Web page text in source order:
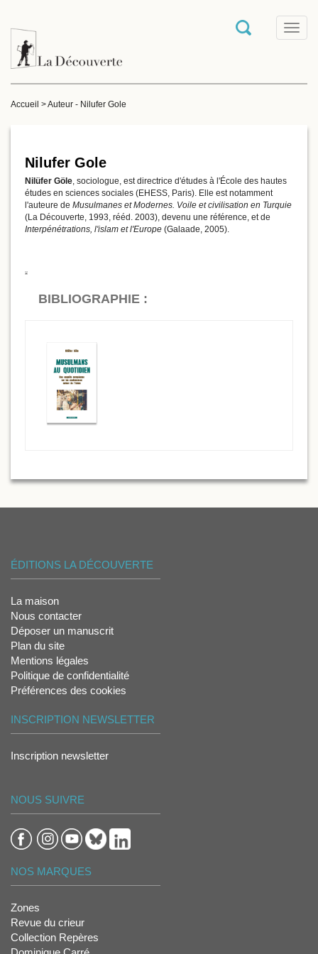
T
o
o
Accueil >Auteur - Nilufer Gole
Nilufer Gole
Nilüfer Göle, sociologue, est directrice d'études à l'École des hautes
études en sciences sociales (EHESS, Paris). Elle est notamment
l'auteure de Musulmanes et Modernes. Voile et civilisation en Turquie
(La Découverte, 1993, rééd. 2003), devenu une référence, et de
Interpénétrations, l'islam et l'Europe (Galaade, 2005).
BIBLIOGRAPHIE :
ÉDITIONS LA DÉCOUVERTE
La maison
Nous contacter
Déposer un manuscrit
Plan du site
Mentions légales
Politique de confidentialité
Préférences des cookies
INSCRIPTION NEWSLETTER
Inscription newsletter
NOUS SUIVRE
NOS MARQUES
Zones
Revue du crieur
Collection Repères